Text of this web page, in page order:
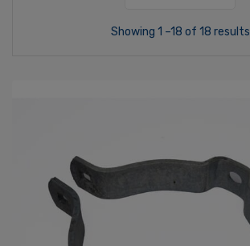
Showing 1 –18 of 18 results